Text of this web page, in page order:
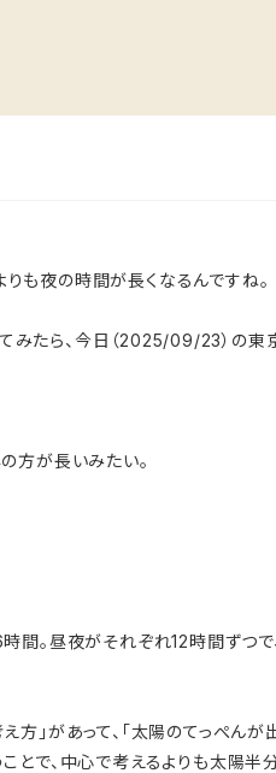
も夜の時間が長くなるんですね。
みたら、今日（2025/09/23）の東
方が長いみたい。
間。昼夜がそれぞれ12時間ずつ
方」があって、「太陽のてっぺんが
ことで、中心で考えるよりも太陽